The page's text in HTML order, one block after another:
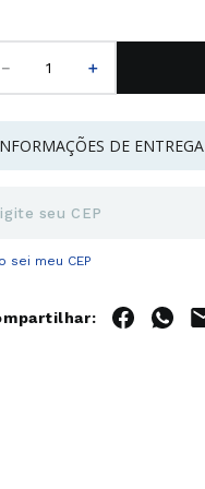
＋
DE ENTREGA
sei meu CEP